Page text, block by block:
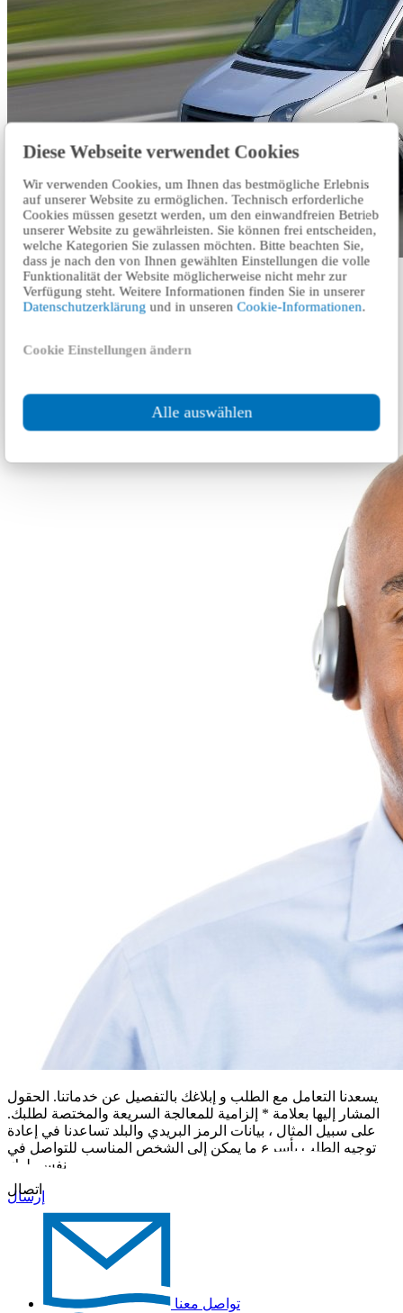
Diese Webseite verwendet Cookies
Wir verwenden Cookies, um Ihnen das bestmögliche Erlebnis
auf unserer Website zu ermöglichen. Technisch erforderliche
Cookies müssen gesetzt werden, um den einwandfreien Betrieb
unserer Website zu gewährleisten. Sie können frei entscheiden,
welche Kategorien Sie zulassen möchten. Bitte beachten Sie,
dass je nach den von Ihnen gewählten Einstellungen die volle
Funktionalität der Website möglicherweise nicht mehr zur
Verfügung steht. Weitere Informationen finden Sie in unserer
Datenschutzerklärung und in unserenCookie-Informationen.
Cookie Einstellungen ändern
Alle auswählen
هذه الخدمة متوفرة حاليا فقط باللغة الانجليزية.انقر هنا
للانتقال إلى الموقع الإلكتروني باللغة الإنجليزية
اكتب لنا الطلب.
يسعدنا التعامل مع الطلب و إبلاغك بالتفصيل عن خدماتنا. الحقول
المشار إليها بعلامة * إلزامية للمعالجة السريعة والمختصة لطلبك.
على سبيل المثال ، بيانات الرمز البريدي والبلد تساعدنا في إعادة
توجيه الطلب بأسرع ما يمكن إلى الشخص المناسب للتواصل في
نفس بلدك
إرسال
اتصال
تواصل معنا